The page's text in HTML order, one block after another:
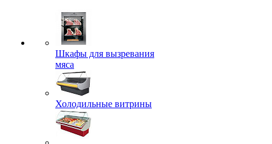
Шкафы для вызревания
мяса
Холодильные витрины